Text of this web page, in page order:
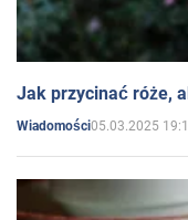
Jak przycinać róże,
Wiadomości05.03.2025